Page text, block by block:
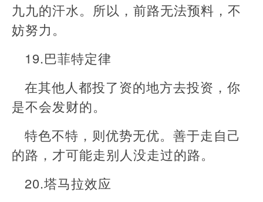
九九的汗水。所以，前路无法预料，不
妨努力。
19.巴菲特定律
在其他人都投了资的地方去投资，你
是不会发财的。
特色不特，则优势无优。善于走自己
的路，才可能走别人没走过的路。
20.塔马拉效应